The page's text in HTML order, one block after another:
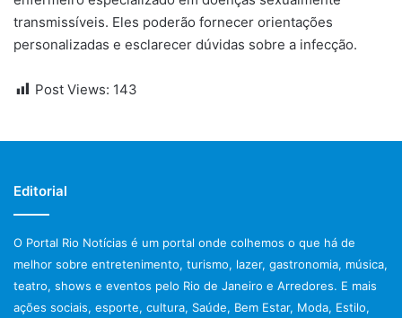
transmissíveis. Eles poderão fornecer orientações
personalizadas e esclarecer dúvidas sobre a infecção.
Post Views: 143
Editorial
O Portal Rio Notícias é um portal onde colhemos o que há de
melhor sobre entretenimento, turismo, lazer, gastronomia, música,
teatro, shows e eventos pelo Rio de Janeiro e Arredores. E mais
ações sociais, esporte, cultura, Saúde, Bem Estar, Moda, Estilo,